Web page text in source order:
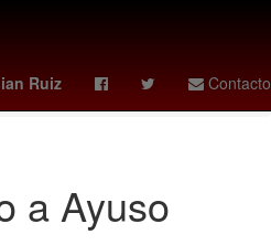
Ruiz Contacto
del valle - barcelona sc
a Ayuso